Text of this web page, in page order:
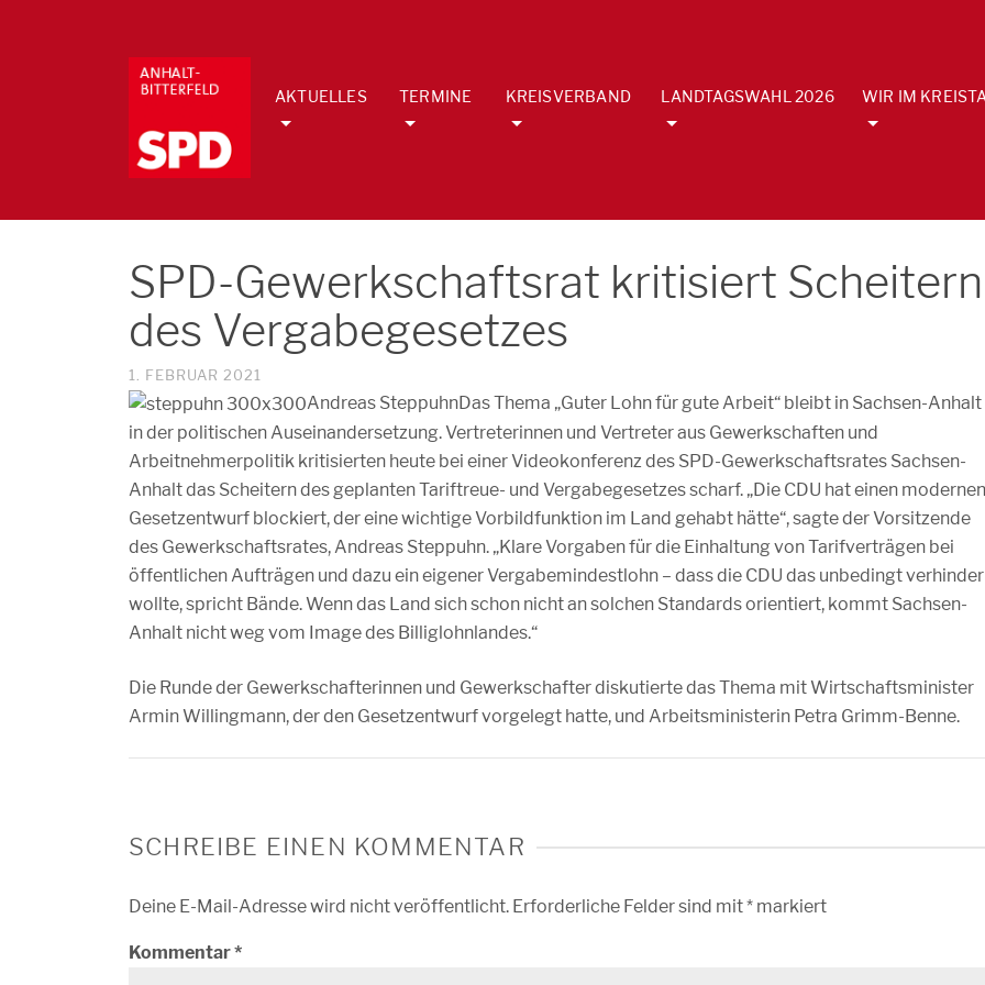
AKTUELLES TERMINE KREISVERBAND LANDTAGSWAHL 2026 WIR IM
SPD-Gewerkschaftsrat kritisiert Scheitern
des Vergabegesetzes
1. FEBRUAR 2021
Andreas SteppuhnDas Thema „Guter Lohn für gute Arbeit“ bleibt in Sachsen-Anhalt
in der politischen Auseinandersetzung. Vertreterinnen und Vertreter aus Gewerkschaften und
Arbeitnehmerpolitik kritisierten heute bei einer Videokonferenz des SPD-Gewerkschaftsrates Sachsen-
Anhalt das Scheitern des geplanten Tariftreue- und Vergabegesetzes scharf. „Die CDU hat einen modernen
Gesetzentwurf blockiert, der eine wichtige Vorbildfunktion im Land gehabt hätte“, sagte der Vorsitzende
des Gewerkschaftsrates, Andreas Steppuhn. „Klare Vorgaben für die Einhaltung von Tarifverträgen bei
öffentlichen Aufträgen und dazu ein eigener Vergabemindestlohn – dass die CDU das unbedingt
wollte, spricht Bände. Wenn das Land sich schon nicht an solchen Standards orientiert, kommt Sachsen-
Anhalt nicht weg vom Image des Billiglohnlandes.“
Die Runde der Gewerkschafterinnen und Gewerkschafter diskutierte das Thema mit Wirtschaftsminister
Armin Willingmann, der den Gesetzentwurf vorgelegt hatte, und Arbeitsministerin Petra Grimm-Benne.
SCHREIBE EINEN KOMMENTAR
Deine E-Mail-Adresse wird nicht veröffentlicht. Erforderliche Felder sind mit* markiert
Kommentar*